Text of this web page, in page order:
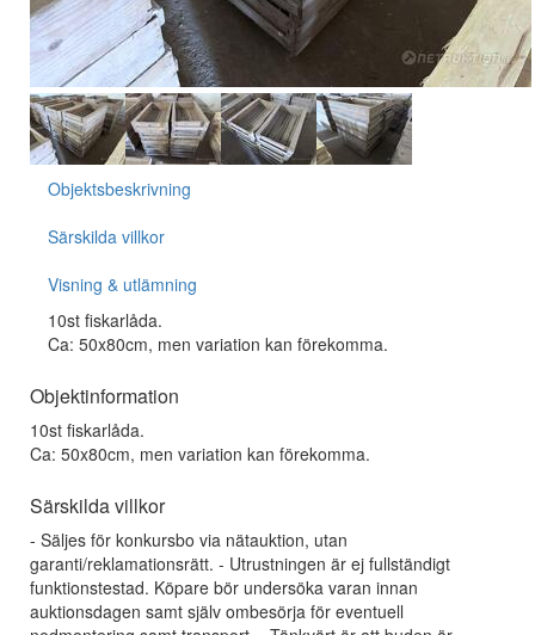
Objektsbeskrivning
Särskilda villkor
Visning & utlämning
10st fiskarlåda.
Ca: 50x80cm, men variation kan förekomma.
Objektinformation
10st fiskarlåda.
Ca: 50x80cm, men variation kan förekomma.
Särskilda villkor
- Säljes för konkursbo via nätauktion, utan
garanti/reklamationsrätt. - Utrustningen är ej fullständigt
funktionstestad. Köpare bör undersöka varan innan
auktionsdagen samt själv ombesörja för eventuell